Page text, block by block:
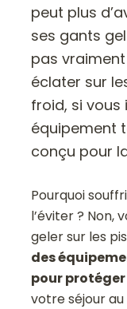
peut plus
ses gants
pas
éclater sur
froid, si vous
équipement
conçu pour
Pourquoi
l’éviter ? Non,
geler sur les
des
pour
votre séjour